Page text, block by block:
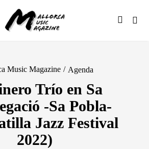
Music Magazine / Agenda
Trío en Sa
-Sa Pobla-
Jazz Festival
2022)